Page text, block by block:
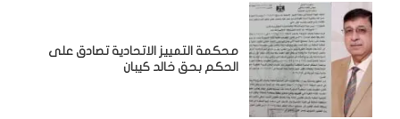
محكمة التمييز الاتحادية تصادق على
الحكم بحق خالد كيبان